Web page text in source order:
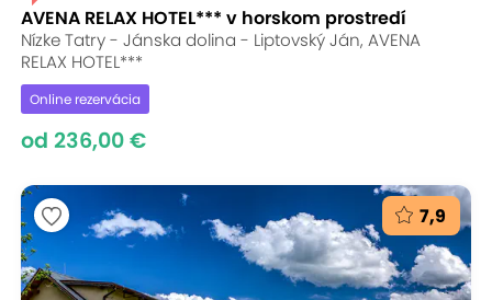
AVENA RELAX HOTEL*** v horskom prostredí
Nízke Tatry - Jánska dolina - Liptovský Ján, AVENA
RELAX HOTEL***
Online rezervácia
od 236,00 €
7,9